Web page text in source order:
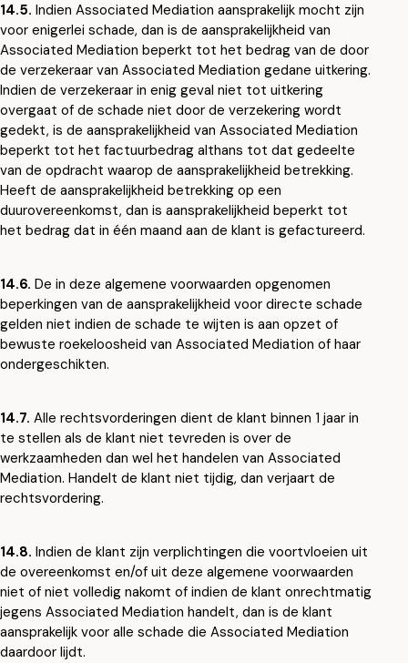
14.5. Indien Associated Mediation aansprakelijk mocht zijn
voor enigerlei schade, dan is de aansprakelijkheid van
Associated Mediation beperkt tot het bedrag van de door
de verzekeraar van Associated Mediation gedane uitkering.
Indien de verzekeraar in enig geval niet tot uitkering
overgaat of de schade niet door de verzekering wordt
gedekt, is de aansprakelijkheid van Associated Mediation
beperkt tot het factuurbedrag althans tot dat gedeelte
van de opdracht waarop de aansprakelijkheid betrekking.
Heeft de aansprakelijkheid betrekking op een
duurovereenkomst, dan is aansprakelijkheid beperkt tot
het bedrag dat in één maand aan de klant is gefactureerd.
14.6. De in deze algemene voorwaarden opgenomen
beperkingen van de aansprakelijkheid voor directe schade
gelden niet indien de schade te wijten is aan opzet of
bewuste roekeloosheid van Associated Mediation of haar
ondergeschikten.
14.7. Alle rechtsvorderingen dient de klant binnen 1 jaar in
te stellen als de klant niet tevreden is over de
werkzaamheden dan wel het handelen van Associated
Mediation. Handelt de klant niet tijdig, dan verjaart de
rechtsvordering.
14.8. Indien de klant zijn verplichtingen die voortvloeien uit
de overeenkomst en/of uit deze algemene voorwaarden
niet of niet volledig nakomt of indien de klant onrechtmatig
jegens Associated Mediation handelt, dan is de klant
aansprakelijk voor alle schade die Associated Mediation
daardoor lijdt.